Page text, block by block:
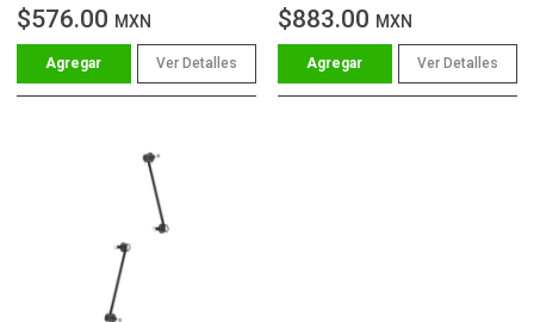
$576.00 MXN
Ver Detalles
$883.00 MXN
Ver Detalles